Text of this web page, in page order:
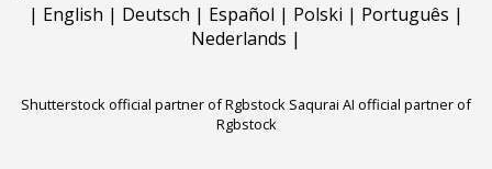
| English | Deutsch | Español | Polski | Português |
Nederlands |
Shutterstock official partner of Rgbstock Saqurai AI official partner of
Rgbstock